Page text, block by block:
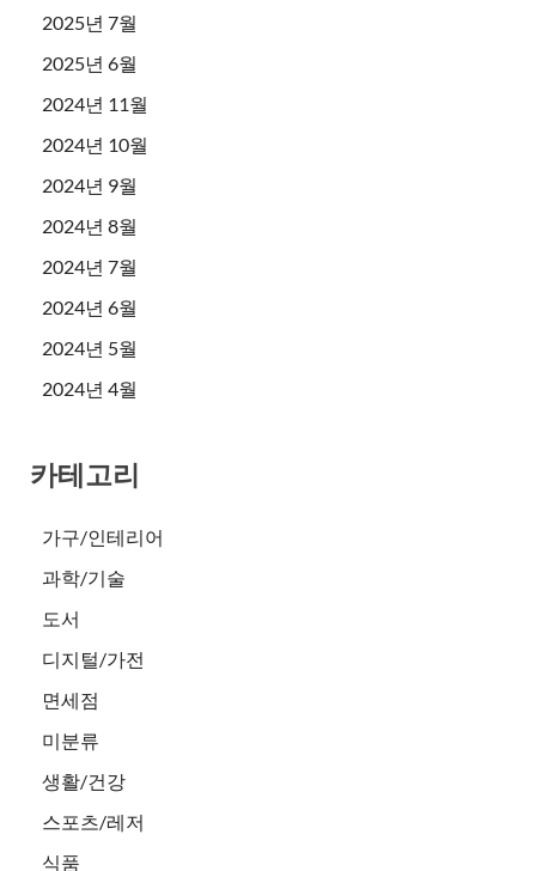
2025년 7월
2025년 6월
2024년 11월
2024년 10월
2024년 9월
2024년 8월
2024년 7월
2024년 6월
2024년 5월
2024년 4월
카테고리
가구/인테리어
과학/기술
도서
디지털/가전
면세점
미분류
생활/건강
스포츠/레저
식품